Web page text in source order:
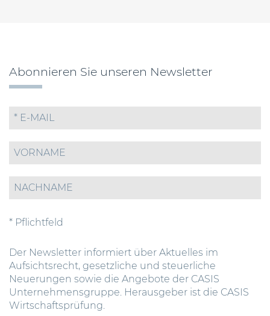
Abonnieren Sie unseren Newsletter
* Pflichtfeld
Der Newsletter informiert über Aktuelles im
Aufsichtsrecht, gesetzliche und steuerliche
Neuerungen sowie die Angebote der CASIS
Unternehmensgruppe. Herausgeber ist die CASIS
Wirtschaftsprüfung.